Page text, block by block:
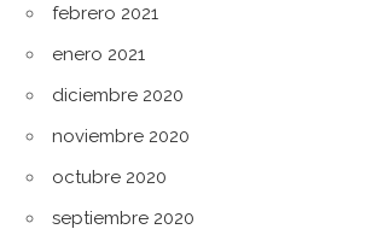
febrero 2021
enero 2021
diciembre 2020
noviembre 2020
octubre 2020
septiembre 2020